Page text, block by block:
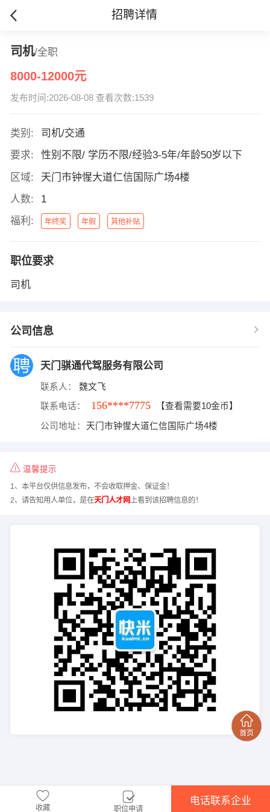
招聘详情
司机/全职
8000-12000元
发布时间:2026-08-08 查看次数:1539
类别:
司机/交通
要求:
性别不限/ 学历不限/经验3-5年/年龄50岁以下
区域:
天门市钟惺大道仁信国际广场4楼
人数:
1
福利:
年终奖 年假 其他补贴
职位要求
司机
公司信息
天门骐通代驾服务有限公司
联系人： 魏文飞
联系电话： 156****7775 【查看需要10金币】
公司地址： 天门市钟惺大道仁信国际广场4楼
温馨提示
1、本平台仅供信息发布，不会收取押金、保证金！
2、请告知用人单位，是在天门人才网 上看到该招聘信息的！
收藏 职位申请
电话联系企业